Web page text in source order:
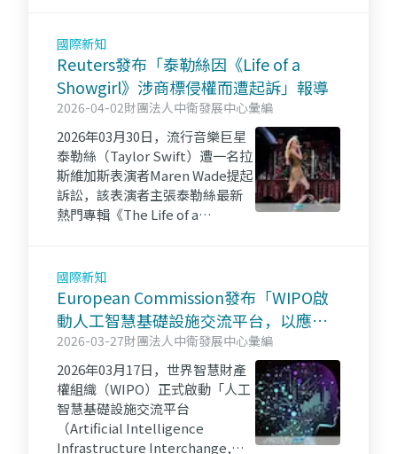
資源一把抓！！
國際新知
Reuters發布「泰勒絲因《Life of a
Showgirl》涉商標侵權而遭起訴」報導
2026-04-02財團法人中衛發展中心彙編
2026年03月30日，流行音樂巨星
泰勒絲（Taylor Swift）遭一名拉
斯維加斯表演者Maren Wade提起
訴訟，該表演者主張泰勒絲最新
熱門專輯《The Life of a
國際新知
European Commission發布「WIPO啟
動人工智慧基礎設施交流平台，以應對
智權與人工智
2026-03-27財團法人中衛發展中心彙編
2026年03月17日，世界智慧財產
權組織（WIPO）正式啟動「人工
智慧基礎設施交流平台
（Artificial Intelligence
Infrastructure Interchange,